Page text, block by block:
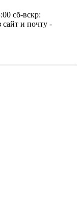
cб-вскр:
и почту -